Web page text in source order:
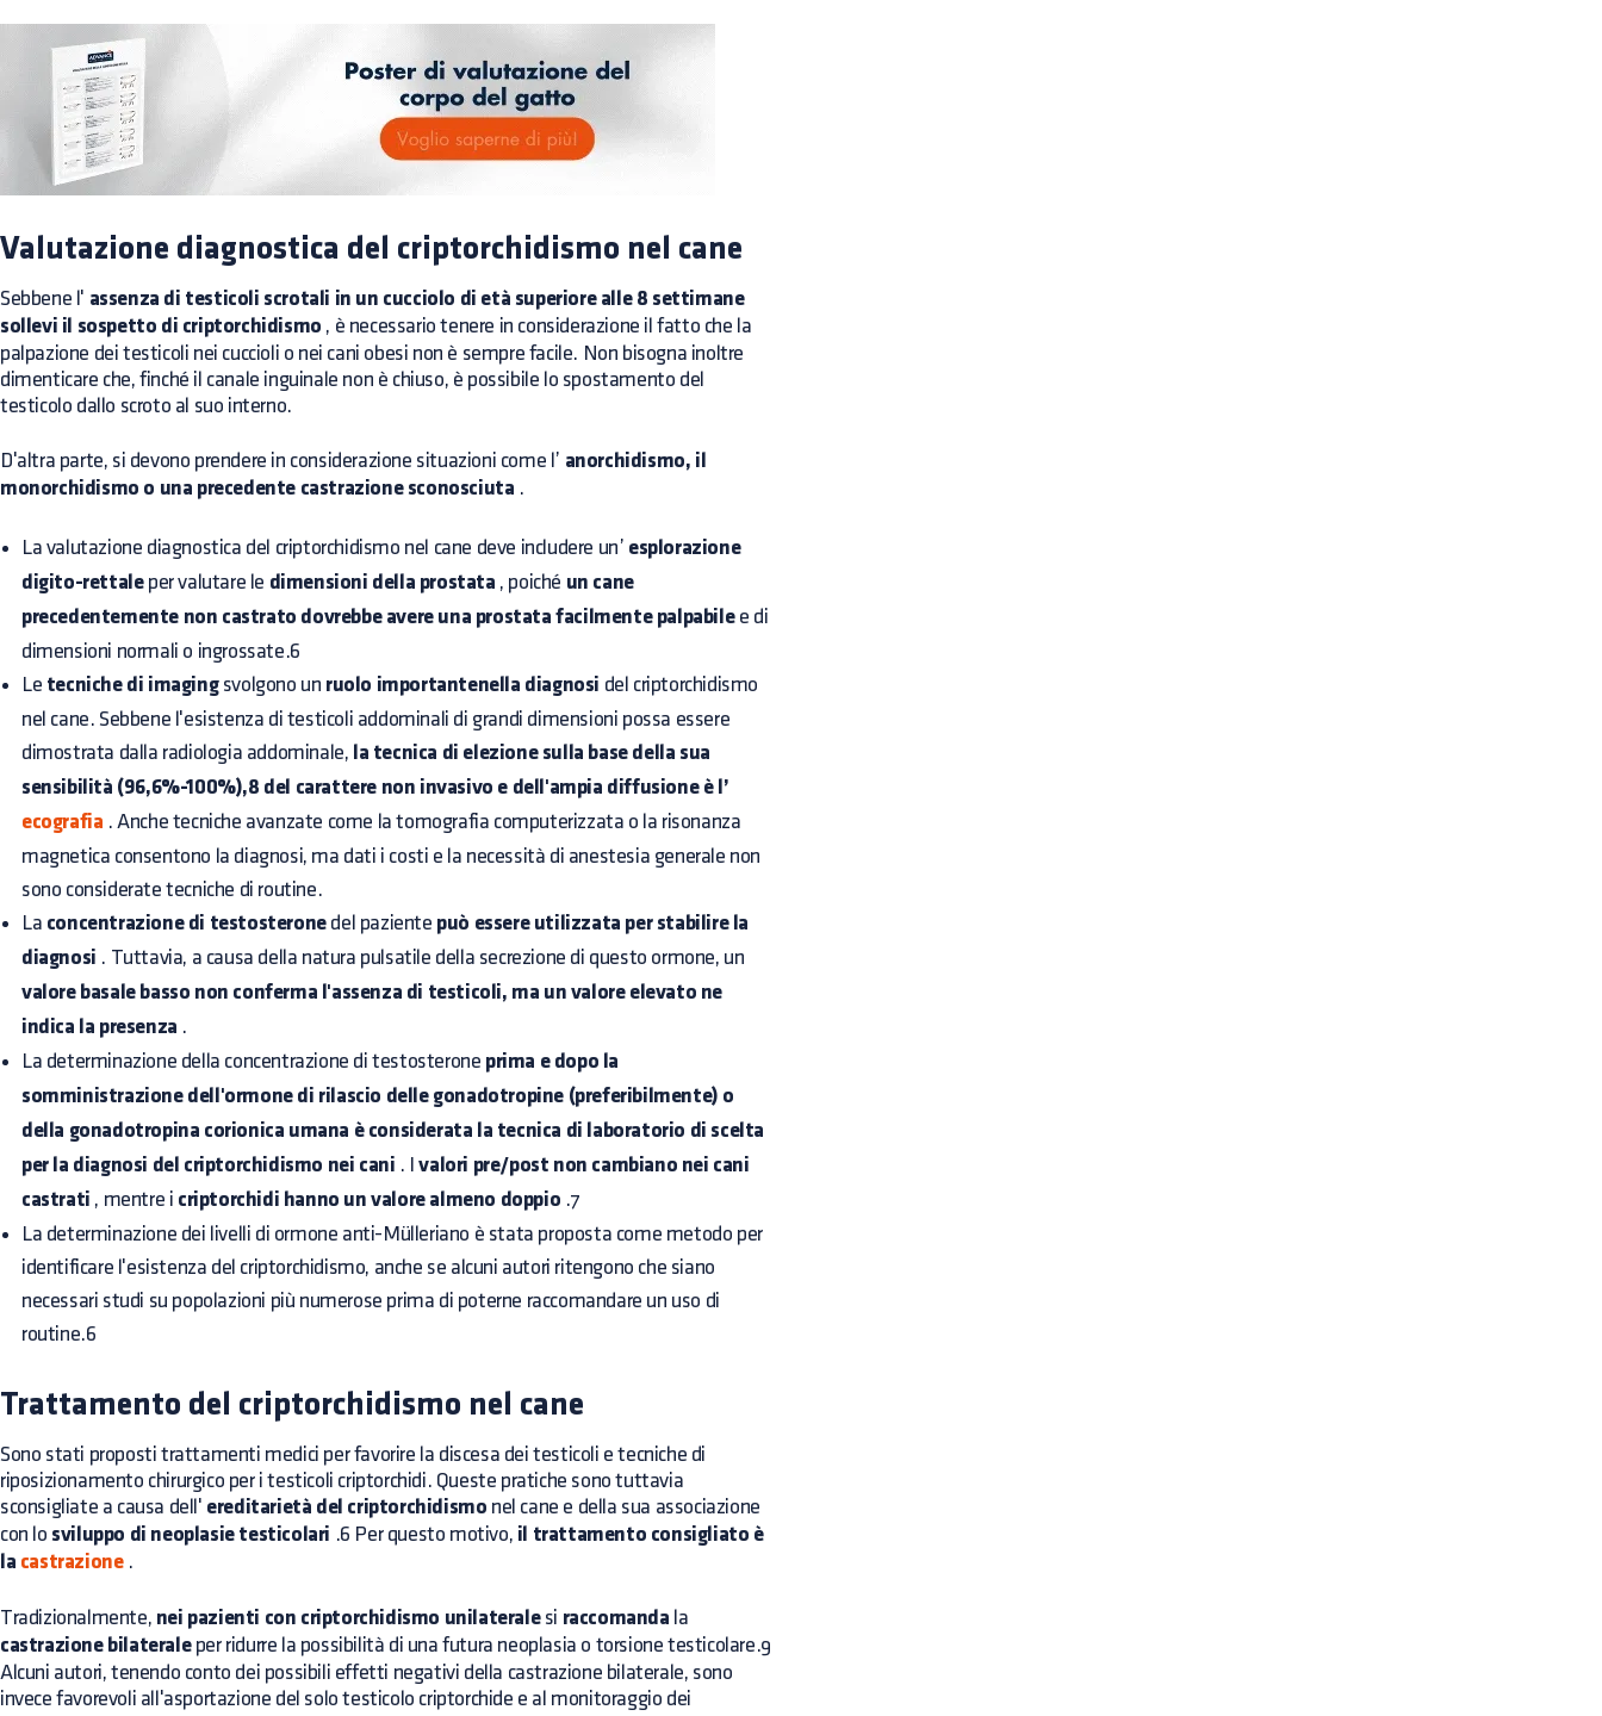
Valutazione diagnostica del criptorchidismo nel cane
Sebbene l' assenza di testicoli scrotali in un cucciolo di età superiore alle 8 settimane
sollevi il sospetto di criptorchidismo , è necessario tenere in considerazione il fatto che la
palpazione dei testicoli nei cuccioli o nei cani obesi non è sempre facile. Non bisogna inoltre
dimenticare che, finché il canale inguinale non è chiuso, è possibile lo spostamento del
testicolo dallo scroto al suo interno.
D'altra parte, si devono prendere in considerazione situazioni come l’ anorchidismo, il
monorchidismo o una precedente castrazione sconosciuta .
La valutazione diagnostica del criptorchidismo nel cane deve includere un’ esplorazione
digito-rettaleper valutare le dimensioni della prostata , poiché un cane
precedentemente non castrato dovrebbe avere una prostata facilmente palpabilee di
dimensioni normali o ingrossate.6
Le tecniche di imagingsvolgono un ruolo importantenella diagnosi del criptorchidismo
nel cane. Sebbene l'esistenza di testicoli addominali di grandi dimensioni possa essere
dimostrata dalla radiologia addominale, la tecnica di elezione sulla base della sua
sensibilità (96,6%-100%),8 del carattere non invasivo e dell'ampia diffusione è l’
ecografia . Anche tecniche avanzate come la tomografia computerizzata o la risonanza
magnetica consentono la diagnosi, ma dati i costi e la necessità di anestesia generale non
sono considerate tecniche di routine.
La concentrazione di testosteronedel paziente può essere utilizzata per stabilire la
diagnosi . Tuttavia, a causa della natura pulsatile della secrezione di questo ormone, un
valore basale basso non conferma l'assenza di testicoli, ma un valore elevato ne
indica la presenza .
La determinazione della concentrazione di testosterone prima e dopo la
somministrazione dell'ormone di rilascio delle gonadotropine (preferibilmente) o
della gonadotropina corionica umana è considerata la tecnica di laboratorio di scelta
per la diagnosi del criptorchidismo nei cani . Ivalori pre/post non cambiano nei cani
castrati , mentre i criptorchidi hanno un valore almeno doppio .7
La determinazione dei livelli di ormone anti-Mülleriano è stata proposta come metodo per
identificare l'esistenza del criptorchidismo, anche se alcuni autori ritengono che siano
necessari studi su popolazioni più numerose prima di poterne raccomandare un uso di
routine.6
Trattamento del criptorchidismo nel cane
Sono stati proposti trattamenti medici per favorire la discesa dei testicoli e tecniche di
riposizionamento chirurgico per i testicoli criptorchidi. Queste pratiche sono tuttavia
sconsigliate a causa dell' ereditarietà del criptorchidismo nel cane e della sua associazione
con lo sviluppo di neoplasie testicolari .6 Per questo motivo, il trattamento consigliato è
la castrazione.
Tradizionalmente, nei pazienti con criptorchidismo unilateralesi raccomanda la
castrazione bilateraleper ridurre la possibilità di una futura neoplasia o torsione testicolare.9
Alcuni autori, tenendo conto dei possibili effetti negativi della castrazione bilaterale, sono
invece favorevoli all'asportazione del solo testicolo criptorchide e al monitoraggio dei